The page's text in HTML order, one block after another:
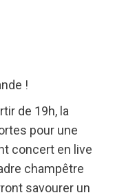
!
de 19h, la
pour une
concert en live
champêtre
savourer un